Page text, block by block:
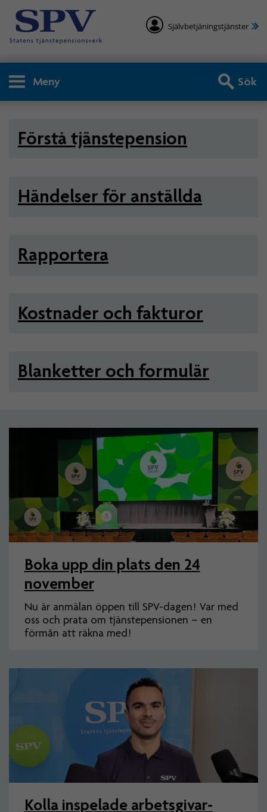
Självbetjäningstjänster
Meny Sök
Arbetsgivare - Statlig
Förstå tjänstepension
Händelser för anställda
Rapportera
Kostnader och fakturor
Blanketter och formulär
Boka upp din plats den 24
november
Nu är anmälan öppen till SPV-dagen! Var med
oss och prata om tjänstepensionen – en
förmån att räkna med!
Kolla inspelade arbets­givar­